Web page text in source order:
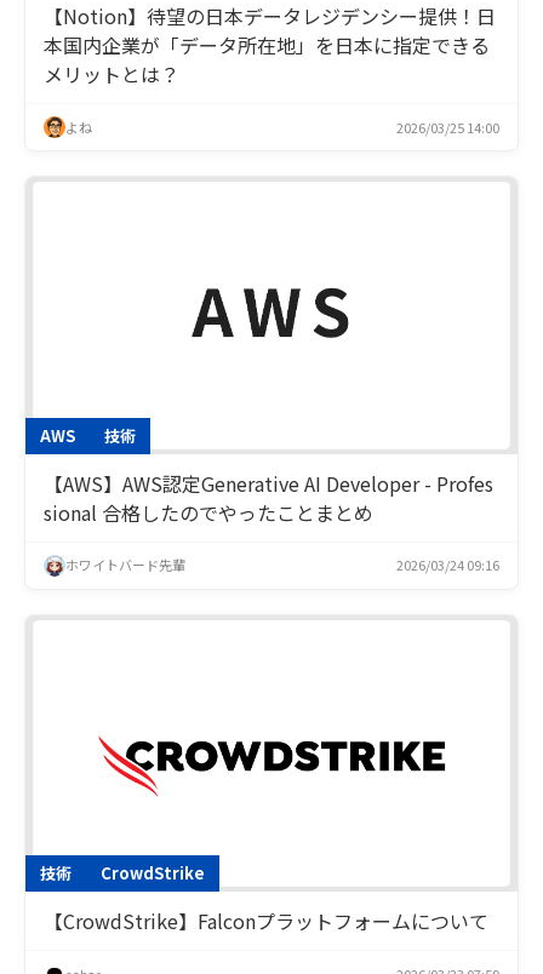
【Notion】待望の日本データレジデンシー提供！日
本国内企業が「データ所在地」を日本に指定できる
メリットとは？
よね 2026/03/25 14:00
AWS 技術
【AWS】AWS認定Generative AI Developer - Profes
sional 合格したのでやったことまとめ
ホワイトバード先輩 2026/03/24 09:16
技術 CrowdStrike
【CrowdStrike】Falconプラットフォームについて